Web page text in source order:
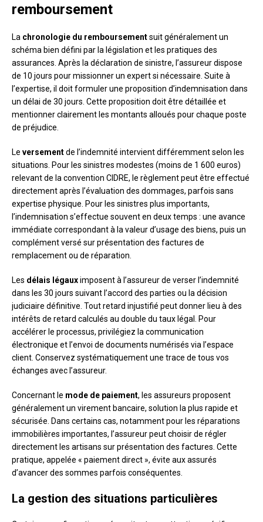
remboursement
La chronologie du remboursementsuit généralement un
schéma bien défini par la législation et les pratiques des
assurances. Après la déclaration de sinistre, l’assureur dispose
de 10 jours pour missionner un expert si nécessaire. Suite à
l’expertise, il doit formuler une proposition d’indemnisation dans
un délai de 30 jours. Cette proposition doit être détaillée et
mentionner clairement les montants alloués pour chaque poste
de préjudice.
Le versementde l’indemnité intervient différemment selon les
situations. Pour les sinistres modestes (moins de 1 600 euros)
relevant de la convention CIDRE, le règlement peut être effectué
directement après l’évaluation des dommages, parfois sans
expertise physique. Pour les sinistres plus importants,
l’indemnisation s’effectue souvent en deux temps : une avance
immédiate correspondant à la valeur d’usage des biens, puis un
complément versé sur présentation des factures de
remplacement ou de réparation.
Les délais légauximposent à l’assureur de verser l’indemnité
dans les 30 jours suivant l’accord des parties ou la décision
judiciaire définitive. Tout retard injustifié peut donner lieu à des
intérêts de retard calculés au double du taux légal. Pour
accélérer le processus, privilégiez la communication
électronique et l’envoi de documents numérisés via l’espace
client. Conservez systématiquement une trace de tous vos
échanges avec l’assureur.
Concernant le mode de paiement, les assureurs proposent
généralement un virement bancaire, solution la plus rapide et
sécurisée. Dans certains cas, notamment pour les réparations
immobilières importantes, l’assureur peut choisir de régler
directement les artisans sur présentation des factures. Cette
pratique, appelée « paiement direct », évite aux assurés
d’avancer des sommes parfois conséquentes.
La gestion des situations particulières